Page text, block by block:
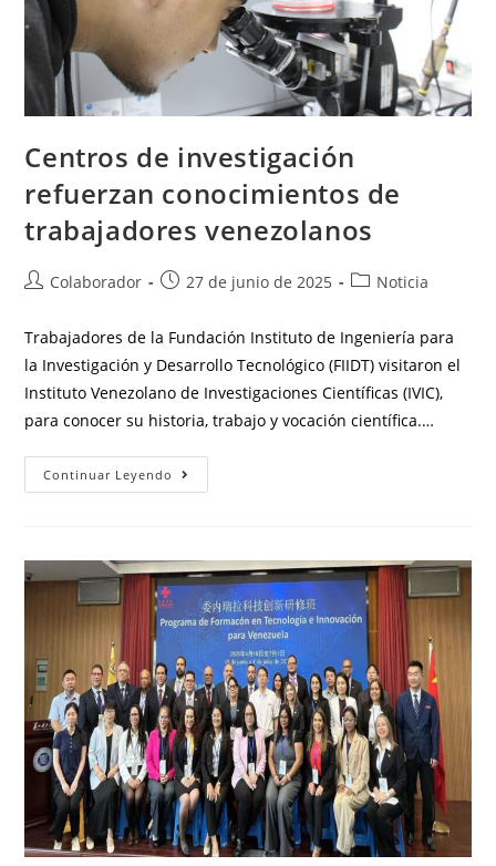
Centros de investigación
refuerzan conocimientos de
trabajadores venezolanos
Colaborador 27 de junio de 2025 Noticia
Trabajadores de la Fundación Instituto de Ingeniería para
la Investigación y Desarrollo Tecnológico (FIIDT) visitaron el
Instituto Venezolano de Investigaciones Científicas (IVIC),
para conocer su historia, trabajo y vocación científica.…
Continuar Leyendo